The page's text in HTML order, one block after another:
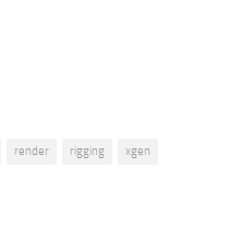
render rigging xgen